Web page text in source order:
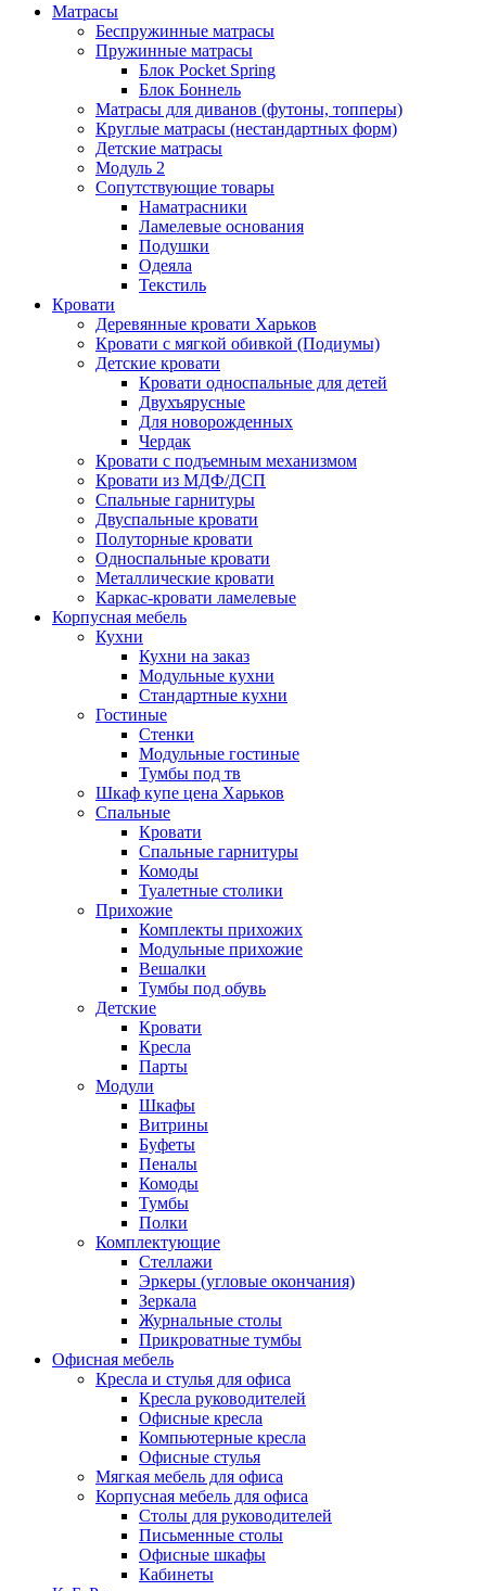
Матрасы
Беспружинные матрасы
Пружинные матрасы
Блок Pocket Spring
Блок Боннель
Матрасы для диванов (футоны, топперы)
Круглые матрасы (нестандартных форм)
Детские матрасы
Модуль 2
Сопутствующие товары
Наматрасники
Ламелевые основания
Подушки
Одеяла
Текстиль
Кровати
Деревянные кровати Харьков
Кровати с мягкой обивкой (Подиумы)
Детские кровати
Кровати односпальные для детей
Двухъярусные
Для новорожденных
Чердак
Кровати с подъемным механизмом
Кровати из МДФ/ДСП
Спальные гарнитуры
Двуспальные кровати
Полуторные кровати
Односпальные кровати
Металлические кровати
Каркас-кровати ламелевые
Корпусная мебель
Кухни
Кухни на заказ
Модульные кухни
Стандартные кухни
Гостиные
Стенки
Модульные гостиные
Тумбы под тв
Шкаф купе цена Харьков
Спальные
Кровати
Спальные гарнитуры
Комоды
Туалетные столики
Прихожие
Комплекты прихожих
Модульные прихожие
Вешалки
Тумбы под обувь
Детские
Кровати
Кресла
Парты
Модули
Шкафы
Витрины
Буфеты
Пеналы
Комоды
Тумбы
Полки
Комплектующие
Стеллажи
Эркеры (угловые окончания)
Зеркала
Журнальные столы
Прикроватные тумбы
Офисная мебель
Кресла и стулья для офиса
Кресла руководителей
Офисные кресла
Компьютерные кресла
Офисные стулья
Мягкая мебель для офиса
Корпусная мебель для офиса
Столы для руководителей
Письменные столы
Офисные шкафы
Кабинеты